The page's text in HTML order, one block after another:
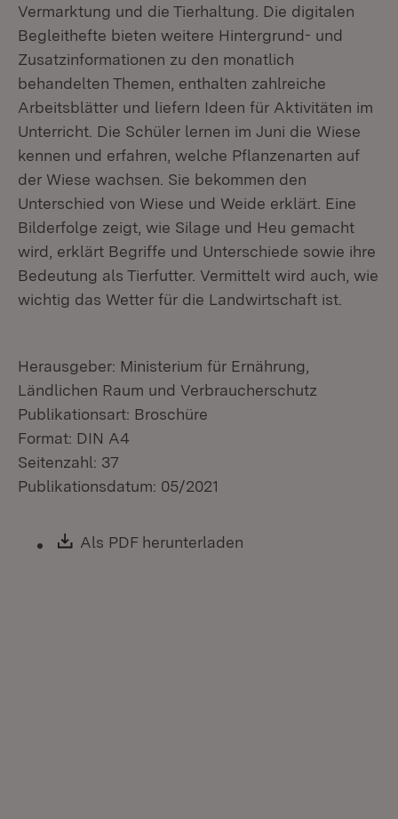
Vermarktung und die Tierhaltung. Die digitalen
Begleithefte bieten weitere Hintergrund- und
Zusatzinformationen zu den monatlich
behandelten Themen, enthalten zahlreiche
Arbeitsblätter und liefern Ideen für Aktivitäten im
Unterricht. Die Schüler lernen im Juni die Wiese
kennen und erfahren, welche Pflanzenarten auf
der Wiese wachsen. Sie bekommen den
Unterschied von Wiese und Weide erklärt. Eine
Bilderfolge zeigt, wie Silage und Heu gemacht
wird, erklärt Begriffe und Unterschiede sowie ihre
Bedeutung als Tierfutter. Vermittelt wird auch, wie
wichtig das Wetter für die Landwirtschaft ist.
Herausgeber: Ministerium für Ernährung,
Ländlichen Raum und Verbraucherschutz
Publikationsart: Broschüre
Format: DIN A4
Seitenzahl: 37
Publikationsdatum: 05/2021
Download:
Als PDF herunterladen